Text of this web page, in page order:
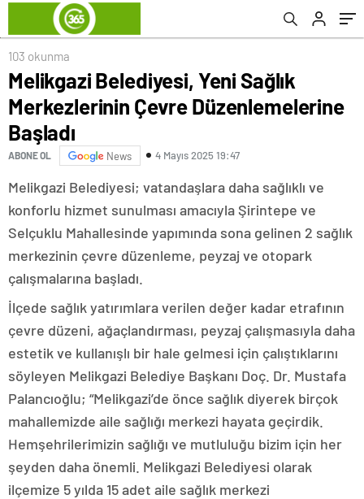
Başladı
103 okunma
Melikgazi Belediyesi, Yeni Sağlık
Merkezlerinin Çevre Düzenlemelerine
Başladı
ABONE OL News 4 Mayıs 2025 19:47
Melikgazi Belediyesi; vatandaşlara daha sağlıklı ve
konforlu hizmet sunulması amacıyla Şirintepe ve
Selçuklu Mahallesinde yapımında sona gelinen 2 sağlık
merkezinin çevre düzenleme, peyzaj ve otopark
çalışmalarına başladı.
İlçede sağlık yatırımlara verilen değer kadar etrafının
çevre düzeni, ağaçlandırması, peyzaj çalışmasıyla daha
estetik ve kullanışlı bir hale gelmesi için çalıştıklarını
söyleyen Melikgazi Belediye Başkanı Doç. Dr. Mustafa
Palancıoğlu; “Melikgazi’de önce sağlık diyerek birçok
mahallemizde aile sağlığı merkezi hayata geçirdik.
Hemşehrilerimizin sağlığı ve mutluluğu bizim için her
şeyden daha önemli. Melikgazi Belediyesi olarak
ilçemize 5 yılda 15 adet aile sağlık merkezi